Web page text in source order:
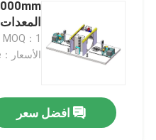
المعدات
MOQ：1 مجموعة
الأسعار：negotiable
افضل سعر